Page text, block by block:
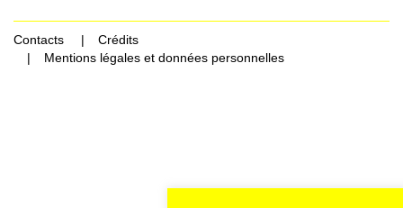
Contacts
Crédits
Mentions légales et données personnelles